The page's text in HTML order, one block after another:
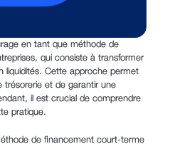
en tant que méthode de
qui consiste à transformer
liquidités. Cette approche permet
trésorerie et de garantir une
il est crucial de comprendre
pratique.
de financement court-terme